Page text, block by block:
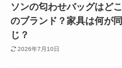
ソンの匂わせバッグはどこ
のブランド？家具は何が同
じ？
2026年7月10日